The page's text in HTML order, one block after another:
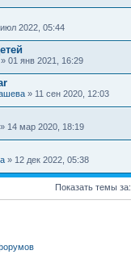
2022, 05:44
» 01 янв 2021, 16:29
» 11 сен 2020, 12:03
» 14 мар 2020, 18:19
» 12 дек 2022, 05:38
Показать темы за: